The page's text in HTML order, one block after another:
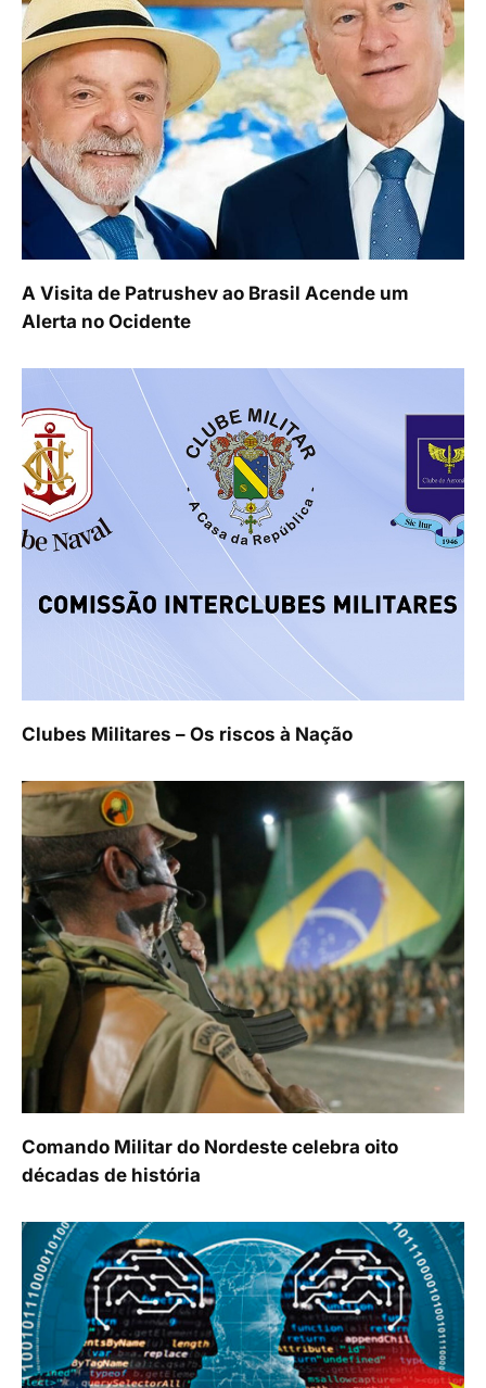
A Visita de Patrushev ao Brasil Acende um
Alerta no Ocidente
Clubes Militares – Os riscos à Nação
Comando Militar do Nordeste celebra oito
décadas de história